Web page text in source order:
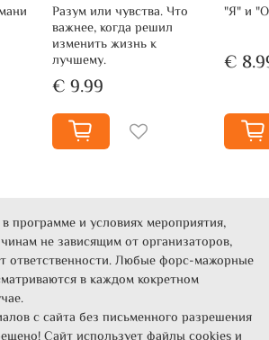
Разум или чувства. Что
важнее, когда решил
изменить жизнь к
лучшему.
€ 9.99
"Я" и
€
программе и условиях мероприятия,
не зависящим от организаторов,
ответственности. Любые форс-мажорные
в каждом кокретном
с сайта без письменного разрешения